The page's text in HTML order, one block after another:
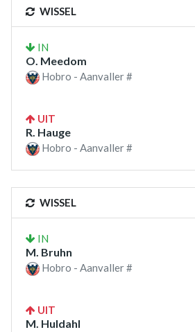
WISSEL
IN
O. Meedom
Hobro - Aanvaller #
UIT
R. Hauge
Hobro - Aanvaller #
WISSEL
IN
M. Bruhn
Hobro - Aanvaller #
UIT
M. Huldahl